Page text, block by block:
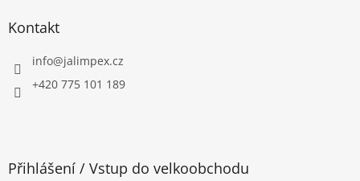
Kontakt
info@jalimpex.cz
+420 775 101 189
Přihlášení / Vstup do velkoobchodu